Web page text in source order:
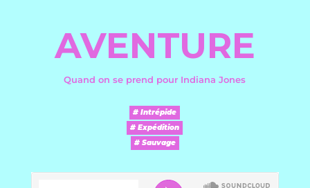
AVENTURE
Quand on se prend pour Indiana Jones
# Intrépide
# Expédition
# Sauvage